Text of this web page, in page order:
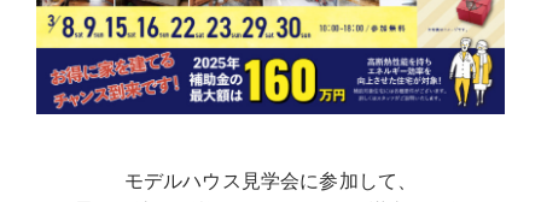
モデルハウス見学会に参加して、